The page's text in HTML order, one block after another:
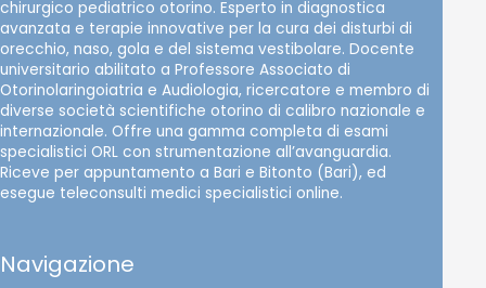
chirurgico pediatrico otorino. Esperto in diagnostica
avanzata e terapie innovative per la cura dei disturbi di
orecchio, naso, gola e del sistema vestibolare. Docente
universitario abilitato a Professore Associato di
Otorinolaringoiatria e Audiologia, ricercatore e membro di
diverse società scientifiche otorino di calibro nazionale e
internazionale. Offre una gamma completa di esami
specialistici ORL con strumentazione all’avanguardia.
Riceve per appuntamento a Bari e Bitonto (Bari), ed
esegue teleconsulti medici specialistici online.
Navigazione